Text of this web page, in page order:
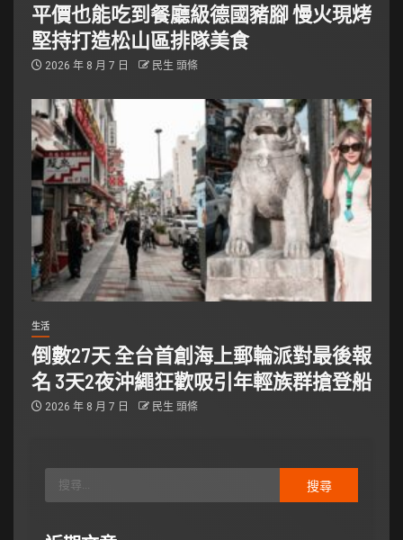
平價也能吃到餐廳級德國豬腳 慢火現烤
堅持打造松山區排隊美食
2026 年 8 月 7 日 民生 頭條
生活
倒數27天 全台首創海上郵輪派對最後報
名 3天2夜沖繩狂歡吸引年輕族群搶登船
2026 年 8 月 7 日 民生 頭條